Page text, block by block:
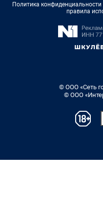
Политика
правила
© ООО «Сеть
© ООО